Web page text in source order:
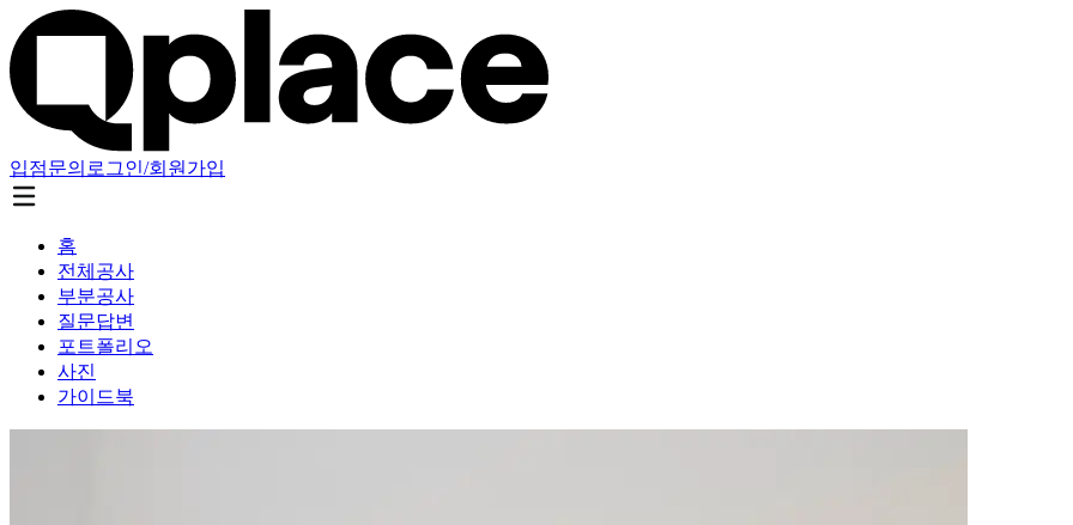
입점문의 로그인/회원가입
홈
전체공사
부분공사
질문답변
포트폴리오
사진
가이드북